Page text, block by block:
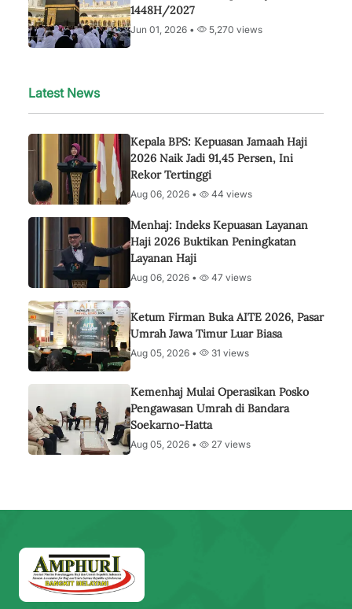
1448H/2027
Jun 01, 2026 • 5,270 views
Latest News
Kepala BPS: Kepuasan Jamaah Haji
2026 Naik Jadi 91,45 Persen, Ini
Rekor Tertinggi
Aug 06, 2026 • 44 views
Menhaj: Indeks Kepuasan Layanan
Haji 2026 Buktikan Peningkatan
Layanan Haji
Aug 06, 2026 • 47 views
Ketum Firman Buka AITE 2026, Pasar
Umrah Jawa Timur Luar Biasa
Aug 05, 2026 • 31 views
Kemenhaj Mulai Operasikan Posko
Pengawasan Umrah di Bandara
Soekarno-Hatta
Aug 05, 2026 • 27 views